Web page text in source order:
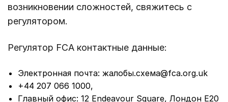
возникновении сложностей, свяжитесь с
регулятором.
Регулятор FCA контактные данные:
Электронная почта: жалобы.схема@fca.org.uk
+44 207 066 1000,
Главный офис: 12 Endeavour Square, Лондон E20